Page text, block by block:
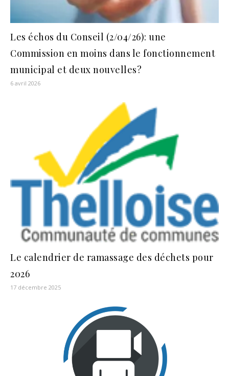
Les échos du Conseil (2/04/26): une
Commission en moins dans le fonctionnement
municipal et deux nouvelles?
6 avril 2026
Le calendrier de ramassage des déchets pour
2026
17 décembre 2025